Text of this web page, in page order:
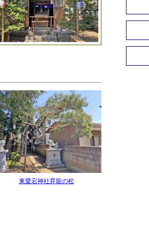
東愛宕神社昇龍の松